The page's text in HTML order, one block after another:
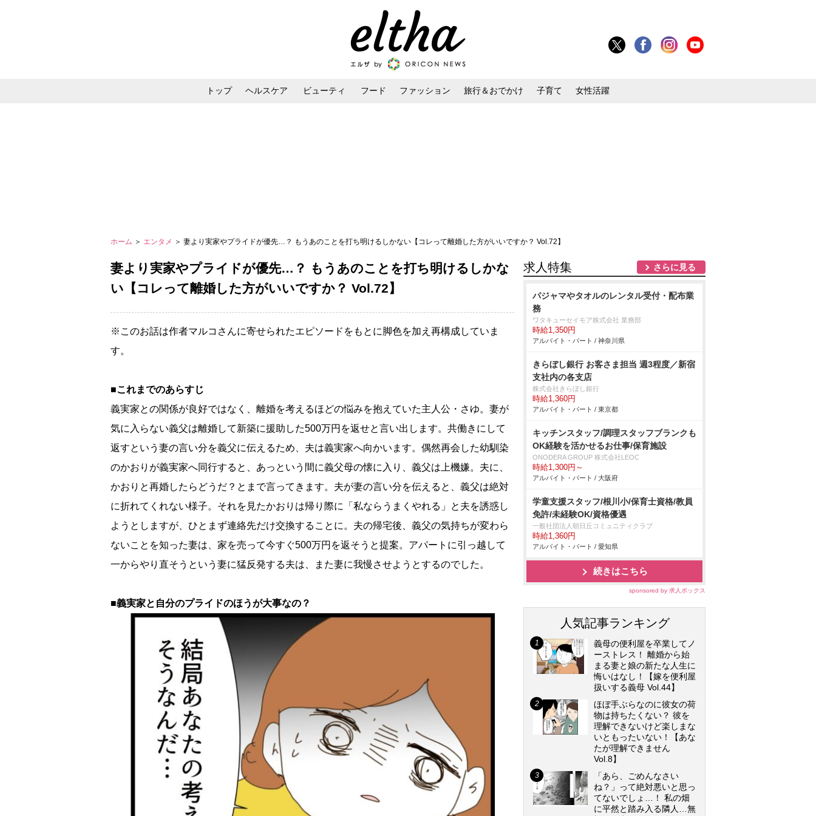
トップ ヘルスケア ビューティ フード ファッション 旅行＆おでかけ 子育て 女性活躍
ホーム ＞ エンタメ ＞ 妻より実家やプライドが優先…？ もうあのことを打ち明けるしかない【コレって離婚した方がいいですか？ Vol.72】
妻より実家やプライドが優先…？ もうあのことを打ち明けるしかな
い【コレって離婚した方がいいですか？ Vol.72】
※このお話は作者マルコさんに寄せられたエピソードをもとに脚色を加え再構成していま
す。
■これまでのあらすじ
義実家との関係が良好ではなく、離婚を考えるほどの悩みを抱えていた主人公・さゆ。妻が
気に入らない義父は離婚して新築に援助した500万円を返せと言い出します。共働きにして
返すという妻の言い分を義父に伝えるため、夫は義実家へ向かいます。偶然再会した幼馴染
のかおりが義実家へ同行すると、あっという間に義父母の懐に入り、義父は上機嫌。夫に、
かおりと再婚したらどうだ？とまで言ってきます。夫が妻の言い分を伝えると、義父は絶対
に折れてくれない様子。それを見たかおりは帰り際に「私ならうまくやれる」と夫を誘惑し
ようとしますが、ひとまず連絡先だけ交換することに。夫の帰宅後、義父の気持ちが変わら
ないことを知った妻は、家を売って今すぐ500万円を返そうと提案。アパートに引っ越して
一からやり直そうという妻に猛反発する夫は、また妻に我慢させようとするのでした。
■義実家と自分のプライドのほうが大事なの？
求人特集 さらに見る
パジャマやタオルのレンタル受付・配布業
務
ワタキューセイモア株式会社 業務部
時給1,350円
アルバイト・パート / 神奈川県
きらぼし銀行 お客さま担当 週3程度／新宿
支社内の各支店
株式会社きらぼし銀行
時給1,360円
アルバイト・パート / 東京都
キッチンスタッフ/調理スタッフブランクも
OK経験を活かせるお仕事/保育施設
ONODERA GROUP 株式会社LEOC
時給1,300円～
アルバイト・パート / 大阪府
学童支援スタッフ/根川小/保育士資格/教員
免許/未経験OK/資格優遇
一般社団法人朝日丘コミュニティクラブ
時給1,360円
アルバイト・パート / 愛知県
続きはこちら
sponsored by 求人ボックス
人気記事ランキング
義母の便利屋を卒業してノ
ーストレス！ 離婚から始
まる妻と娘の新たな人生に
悔いはなし！【嫁を便利屋
扱いする義母 Vol.44】
ほぼ手ぶらなのに彼女の荷
物は持ちたくない？ 彼を
理解できないけど楽しまな
いともったいない！【あな
たが理解できません
Vol.8】
「あら、ごめんなさい
ね？」って絶対悪いと思っ
てないでしょ…！ 私の畑
に平然と踏み入る隣人…無